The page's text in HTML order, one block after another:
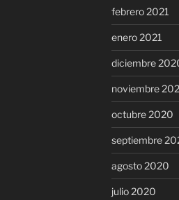
febrero 2021
enero 2021
diciembre
noviembre
octubre 2020
septiembre
agosto 2020
julio 2020